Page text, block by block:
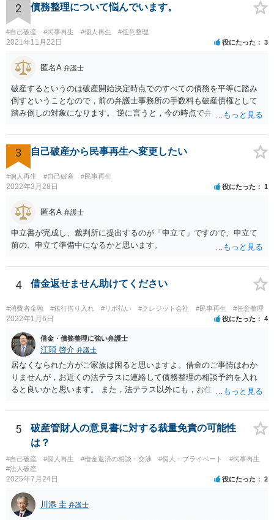
うな法律事務所だと、またまずい処理をする法律事務所に相談してし
まう恐れがあるので まずは、下記のURLを参考に、弁護士会が設置・
開催している、債務整理等の相談を受けて今回の一連の流れを踏まえ
て相談されることをお勧め致します。 https://www.horitsu-sodan.jp/so
2 債務整理について悩んでいます。
#自己破産 #民事再生 #個人再生 #任意整理
2021年11月22日 役にたった 3
匿名A 弁護士
破産するというのは破産開始決定時点でのすべての債務を平等に踏み
倒すということなので，前の弁護士事務所の手数料も破産債権として
踏み倒しの対象になります。 逆に言うと，今の時点で弁護士手数料を
なるので，方針が決まるまでは支払わない方がいいでしょう。 費用は
法テラスを利用できるなら分割払いができるはずですが，収入や資力
が一定以上だと利用できません。 また，破産にあたって破産管財人と
いうのが付く管財事件になる可能性もありますので，その場合は予納
金という管財人に係る費用（20万円が目安）を別途裁判所に払い込む
分で用立てる必要があります。
3 自己破産から民事再生へ変更したい
#個人再生 #自己破産 #民事再生
2022年3月28日 役にたった 1
匿名A 弁護士
申立書が完成し、裁判所に提出するのが「申立て」ですので、申立て
前の、申立て準備中になるかと思います。
4 借金返せません助けてください
#消費者金融 #銀行借り入れ #リボ払い #クレジット会社 #民事再生 #任意整理
2022年1月6日 役にたった 4
借金・債務整理に強い弁護士
江頭 啓介 弁護士
居なくなられた方がご家族は困ると思いますよ。借金のご事情はわか
りませんが，お近くの法テラスに連絡して債務整理の相談予約を入れ
ると良いかと思います。 また，法テラス以外にも，お住いの都道府県
してみてください。
5
破産管財人の意見書に対する裁量免責の可能性
は？
#自己破産 #個人再生 #借金返済の相談・交渉 #個人・プライベート
#民事再生
#法人破産
2025年7月24日 役にたった 2
川添 圭 弁護士